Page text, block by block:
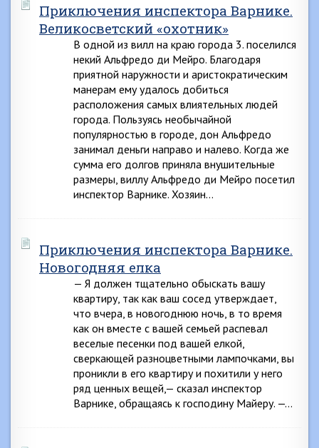
Приключения инспектора Варнике.
Великосветский «охотник»
В одной из вилл на краю города 3. поселился
некий Альфредо ди Мейро. Благодаря
приятной наружности и аристократическим
манерам ему удалось добиться
расположения самых влиятельных людей
города. Пользуясь необычайной
популярностью в городе, дон Альфредо
занимал деньги направо и налево. Когда же
сумма его долгов приняла внушительные
размеры, виллу Альфредо ди Мейро посетил
инспектор Варнике. Хозяин…
Приключения инспектора Варнике.
Новогодняя елка
— Я должен тщательно обыскать вашу
квартиру, так как ваш сосед утверждает,
что вчера, в новогоднюю ночь, в то время
как он вместе с вашей семьей распевал
веселые песенки под вашей елкой,
сверкающей разноцветными лампочками, вы
проникли в его квартиру и похитили у него
ряд ценных вещей,— сказал инспектор
Варнике, обращаясь к господину Майеру. —…